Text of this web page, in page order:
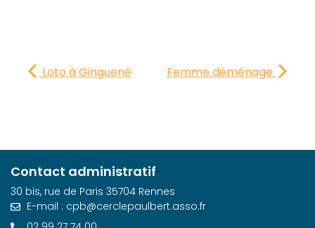
Loto à Ginguené Femme déménage
Contact administratif
30 bis, rue de Paris 35704 Rennes
E-mail : cpb@cerclepaulbert.asso.fr